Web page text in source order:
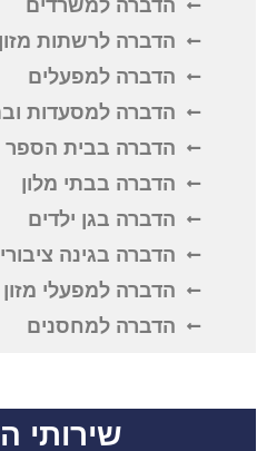
הדברה למשרדים
הדברה לרשתות
הדברה למפעלים
הדברה למסעדות
הדברה בבית הספר
הדברה בבתי מלון
הדברה בגן ילדים
הדברה בגינה
הדברה למפעלי מזון
הדברה למחסנים
שירותי